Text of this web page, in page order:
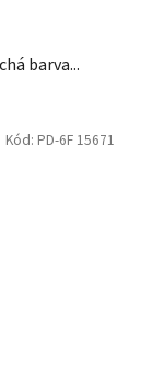
barva...
Kód: PD-6F 15671